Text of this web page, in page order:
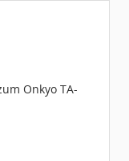
Onkyo TA-